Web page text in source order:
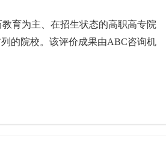
育为主、在招生状态的高职高专院
的院校。该评价成果由ABC咨询机